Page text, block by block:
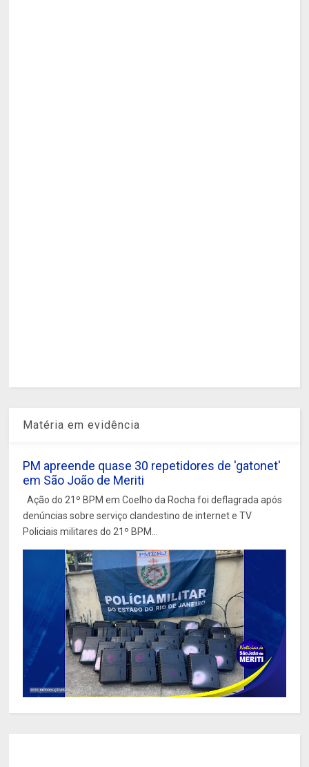
Matéria em evidência
PM apreende quase 30 repetidores de 'gatonet'
em São João de Meriti
Ação do 21º BPM em Coelho da Rocha foi deflagrada após
denúncias sobre serviço clandestino de internet e TV
Policiais militares do 21º BPM...